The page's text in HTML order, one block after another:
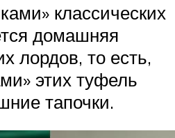
классических
домашняя
лордов, то есть,
этих туфель
тапочки.